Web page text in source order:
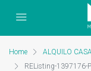
Home
ALQUILO
REListing-1397176-